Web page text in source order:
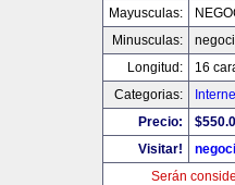
Mayusculas:
Minusculas:
Longitud:
16
Categorias:
Precio:
Visitar!
Serán